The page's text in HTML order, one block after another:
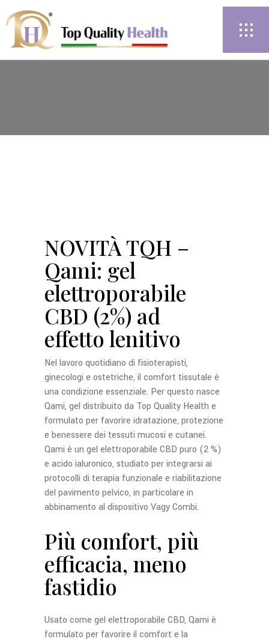
NOVITÀ TQH –
Qami: gel
elettroporabile
CBD (2%) ad
effetto lenitivo
Nel lavoro quotidiano di fisioterapisti,
ginecologi e ostetriche, il comfort tissutale è
una condizione essenziale. Per questo nasce
Qami, gel distribuito da Top Quality Health e
formulato per favorire idratazione, protezione
e benessere dei tessuti mucosi e cutanei.
Qami è un gel elettroporabile CBD puro (2 %)
e acido ialuronico, studiato per integrarsi ai
protocolli di terapia funzionale e riabilitazione
del pavimento pelvico, in particolare in
abbinamento al dispositivo Vagy Combi.
Più comfort, più
efficacia, meno
fastidio
Usato come gel elettroporabile CBD, Qami è
formulato per favorire il comfort e la